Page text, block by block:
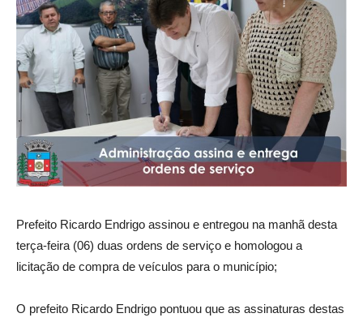
Prefeito Ricardo Endrigo assinou e entregou na manhã desta
terça-feira (06) duas ordens de serviço e homologou a
licitação de compra de veículos para o município;
O prefeito Ricardo Endrigo pontuou que as assinaturas destas